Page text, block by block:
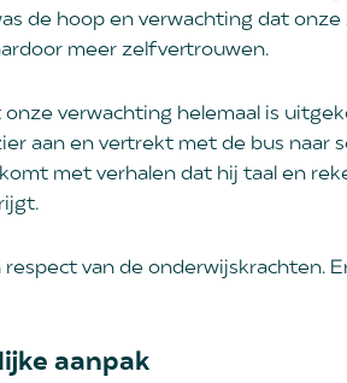
de hoop en verwachting dat onze
meer zelfvertrouwen.
verwachting helemaal is
aan en vertrekt met de bus naar
met verhalen dat hij taal en
respect van de onderwijskrachten.
aanpak